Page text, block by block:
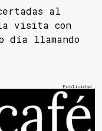
al
visita con
llamando